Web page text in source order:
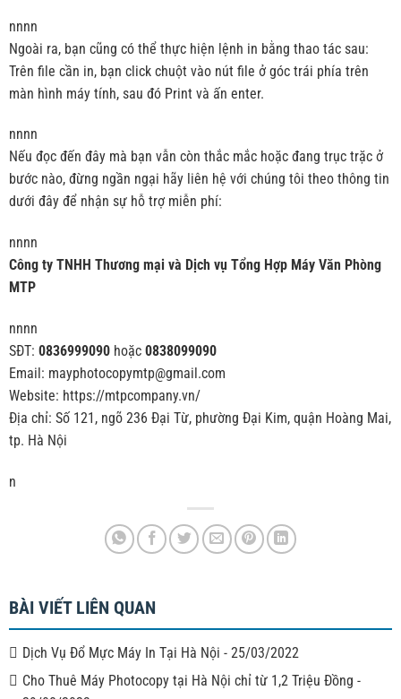
nnnn
Ngoài ra, bạn cũng có thể thực hiện lệnh in bằng thao tác sau:
Trên file cần in, bạn click chuột vào nút file ở góc trái phía trên
màn hình máy tính, sau đó Print và ấn enter.
nnnn
Nếu đọc đến đây mà bạn vẫn còn thắc mắc hoặc đang trục trặc ở
bước nào, đừng ngần ngại hãy liên hệ với chúng tôi theo thông tin
dưới đây để nhận sự hỗ trợ miễn phí:
nnnn
Công ty TNHH Thương mại và Dịch vụ Tổng Hợp Máy Văn Phòng
MTP
nnnn
SĐT: 0836999090hoặc 0838099090
Email: mayphotocopymtp@gmail.com
Website: https://mtpcompany.vn/
Địa chỉ: Số 121, ngõ 236 Đại Từ, phường Đại Kim, quận Hoàng Mai,
tp. Hà Nội
n
BÀI VIẾT LIÊN QUAN
Dịch Vụ Đổ Mực Máy In Tại Hà Nội - 25/03/2022
Cho Thuê Máy Photocopy tại Hà Nội chỉ từ 1,2 Triệu Đồng -